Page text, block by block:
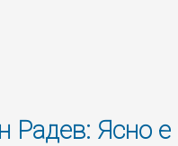
Радев: Ясно